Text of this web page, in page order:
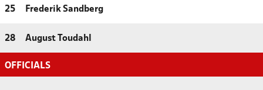
25 Frederik Sandberg
28 August Toudahl
OFFICIALS